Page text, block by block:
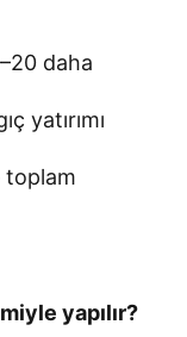
daha
yatırımı
toplam
yapılır?